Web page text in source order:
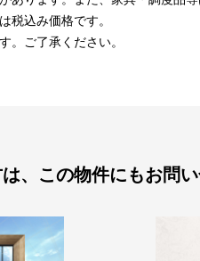
税込み価格です。
。ご了承ください。
、この物件にもお問